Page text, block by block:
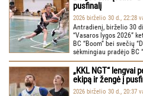
pusfinalį
2026 birželio 30 d., 22:28
Antradienį, birželio 30
“Vasaros lygos 2026”
BC “Boom” bei svečių
sėkmingiau pradėjo BC
„KKL NGT“ lengvai
ekipą ir žengė į
2026 birželio 30 d., 20:37